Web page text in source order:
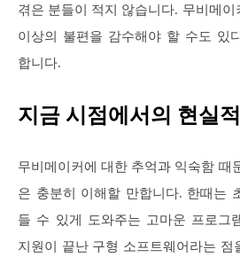
겪은 분들이 적지 않습니다. 무비메
이상의 불편을 감수해야 할 수도 있
합니다.
지금 시점에서의 현실
무비메이커에 대한 추억과 익숙함 때
은 충분히 이해할 만합니다. 한때는
들 수 있게 도와주는 고마운 프로그
지원이 끝난 구형 소프트웨어라는 점